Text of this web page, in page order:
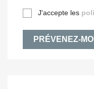
J'accepte les
PRÉVENEZ-